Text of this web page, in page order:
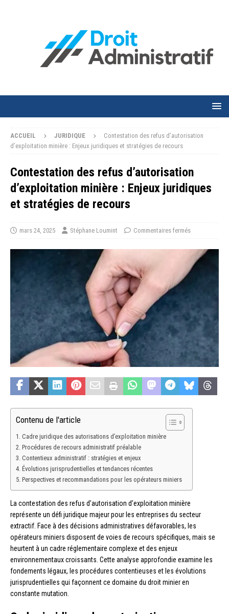
ACCUEIL JURIDIQUE
Contestation des refus d’autorisation
d’exploitation minière : Enjeux juridiques et stratégies de recours
Contestation des refus d’autorisation
d’exploitation minière : Enjeux juridiques
et stratégies de recours
mars 24, 2025 Stéphane Loumint Commentaires fermés
Contenu de l'article
Cadre juridique des autorisations d’exploitation minière
Procédures de recours administratif préalable
Contentieux administratif : stratégies et enjeux
Évolutions jurisprudentielles et tendances récentes
Perspectives et recommandations pour les opérateurs miniers
La contestation des refus d’autorisation d’exploitation minière
représente un défi juridique majeur pour les entreprises du secteur
extractif. Face à des décisions administratives défavorables, les
opérateurs miniers disposent de voies de recours spécifiques, mais se
heurtent à un cadre réglementaire complexe et des enjeux
environnementaux croissants. Cette analyse approfondie examine les
fondements légaux, les procédures contentieuses et les évolutions
jurisprudentielles qui façonnent ce domaine du droit minier en
constante mutation.